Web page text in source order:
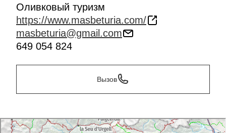
Оливковый туризм
https://www.masbeturia.com/
masbeturia@gmail.com
649 054 824
Вызов